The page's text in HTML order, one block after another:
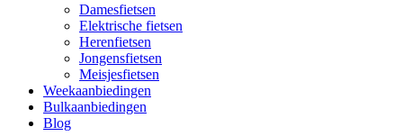
Damesfietsen
Elektrische fietsen
Herenfietsen
Jongensfietsen
Meisjesfietsen
Weekaanbiedingen
Bulkaanbiedingen
Blog